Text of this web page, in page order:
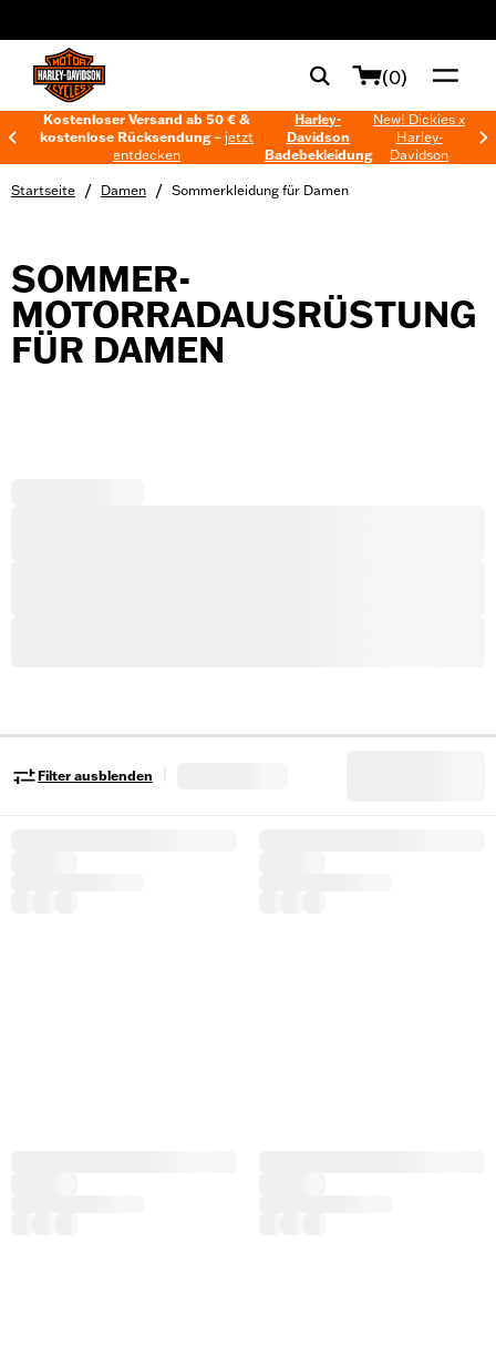
(0)
Kostenloser Versand ab 50 € &
kostenlose Rücksendung – jetzt
entdecken
Harley-
Davidson
Badebekleidung
New! Dickies x
Harley-
Davidson
Startseite / Damen / Sommerkleidung für Damen
SOMMER-
MOTORRADAUSRÜSTUNG
FÜR DAMEN
Filter ausblenden